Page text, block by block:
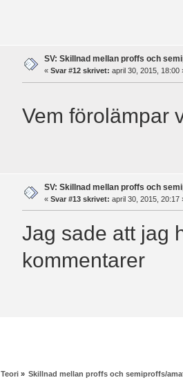
SV: Skillnad mellan proffs och
« Svar #12 skrivet: april 30, 2015, 18:00
Vem förolämpar
SV: Skillnad mellan proffs och
« Svar #13 skrivet: april 30, 2015, 20:17
Jag sade att jag
kommentarer
Teori» Skillnad mellan proffs och semiproffs/